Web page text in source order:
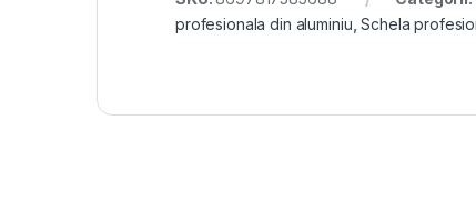
profesionala din aluminiu ,Schela